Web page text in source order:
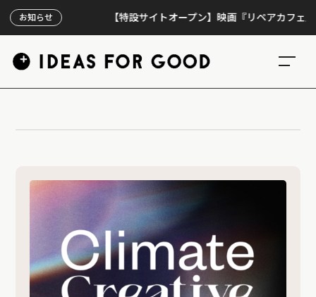
お知らせ 【特設サイトオープン】映画『リペアカフェ』、